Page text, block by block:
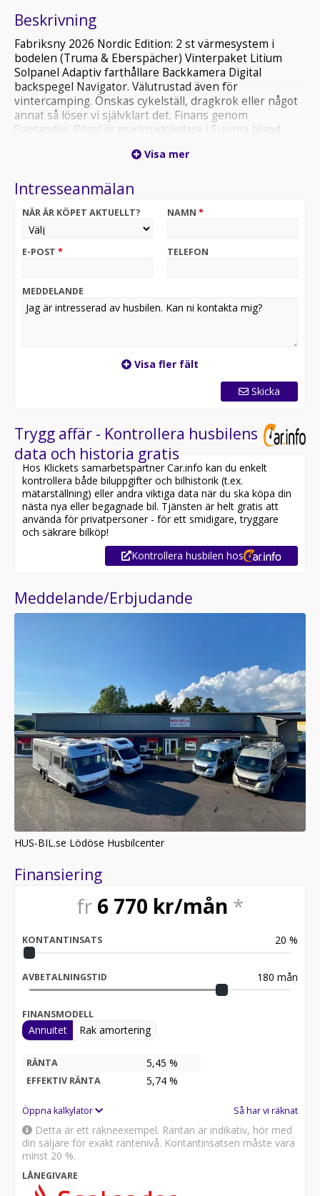
Beskrivning
Fabriksny 2026 Nordic Edition: 2 st värmesystem i
bodelen (Truma & Eberspächer) Vinterpaket Litium
Solpanel Adaptiv farthållare Backkamera Digital
backspegel Navigator. Välutrustad även för
vintercamping. Önskas cykelställ, dragkrok eller något
annat så löser vi självklart det. Finans genom
Santander. Pössl är marknadsledare i Europa bland
vår nya hemsida www.pössl-center.se, Ring oss gärna
0303-215000, mer info och våra öppettider finner ni på
Husbil Plåtis Pössl Adria Twin Hobby Malibu Sunlight
Challenger Burstner Knaus Weinsberg Roadcar Clever
Visa mer
Intresseanmälan
NÄR ÄR KÖPET AKTUELLT? NAMN *
E-POST * TELEFON
MEDDELANDE
Visa fler fält
Skicka
Trygg affär - Kontrollera husbilens
data och historia gratis
Hos Klickets samarbetspartner Car.info kan du enkelt
kontrollera både biluppgifter och bilhistorik (t.ex.
mätarställning) eller andra viktiga data när du ska köpa din
nästa nya eller begagnade bil. Tjänsten är helt gratis att
använda för privatpersoner - för ett smidigare, tryggare
och säkrare bilköp!
Kontrollera husbilen hos
Meddelande/Erbjudande
HUS-BIL.se Lödöse Husbilcenter
Finansiering
fr 6 770 kr/mån *
KONTANTINSATS 20 %
AVBETALNINGSTID 180 mån
FINANSMODELL
Annuitet Rak amortering
RÄNTA 5,45 %
EFFEKTIV RÄNTA 5,74 %
Öppna kalkylator Så har vi räknat
Detta är ett räkneexempel. Räntan är indikativ, hör med
din säljare för exakt räntenivå. Kontantinsatsen måste vara
minst 20 %.
LÅNEGIVARE